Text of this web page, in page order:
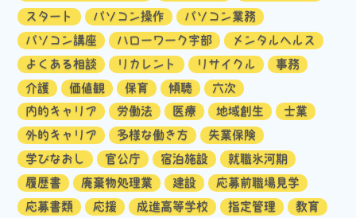
スタート
パソコン操作
パソコン業務
パソコン講座
ハローワーク宇部
メンタルヘルス
よくある相談
リカレント リサイクル
事務
介護
価値観 保育 傾聴
六次
内的キャリア
労働法 医療 地域創生
士業
外的キャリア
多様な働き方
失業保険
学びなおし
官公庁 宿泊施設
就職氷河期
履歴書
廃棄物処理業 建設
応募前職場見学
応募書類
応援 成進高等学校 指定管理
教育